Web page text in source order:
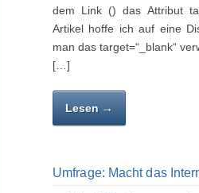
dem Link () das Attribut
Artikel hoffe ich auf eine
man das target=“_blank“
[…]
Lesen →
Umfrage: Macht das